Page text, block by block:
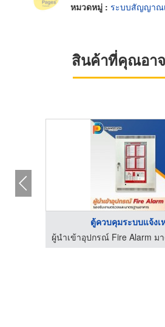
หมวดหมู่ : ระบบสัญญาณ
สินค้าที่คุณอา
ตู้ควบคุมระบบแจ้งเ